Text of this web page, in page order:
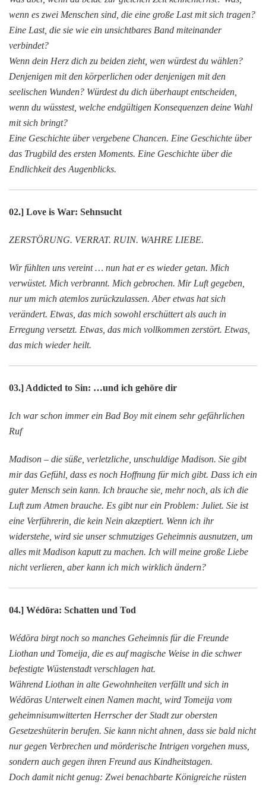
wenn es zwei Menschen sind, die eine große Last mit sich tragen?
Eine Last, die sie wie ein unsichtbares Band miteinander
verbindet?
Wenn dein Herz dich zu beiden zieht, wen würdest du wählen?
Denjenigen mit den körperlichen oder denjenigen mit den
seelischen Wunden? Würdest du dich überhaupt entscheiden,
wenn du wüsstest, welche endgültigen Konsequenzen deine Wahl
mit sich bringt?
Eine Geschichte über vergebene Chancen. Eine Geschichte über
das Trugbild des ersten Moments. Eine Geschichte über die
Endlichkeit des Augenblicks.
02.] Love is War: Sehnsucht
ZERSTÖRUNG. VERRAT. RUIN. WAHRE LIEBE.
Wir fühlten uns vereint … nun hat er es wieder getan. Mich
verwüstet. Mich verbrannt. Mich gebrochen. Mir Luft gegeben,
nur um mich atemlos zurückzulassen. Aber etwas hat sich
verändert. Etwas, das mich sowohl erschüttert als auch in
Erregung versetzt. Etwas, das mich vollkommen zerstört. Etwas,
das mich wieder heilt.
03.] Addicted to Sin: …und ich gehöre dir
Ich war schon immer ein Bad Boy mit einem sehr gefährlichen
Ruf
Madison – die süße, verletzliche, unschuldige Madison. Sie gibt
mir das Gefühl, dass es noch Hoffnung für mich gibt. Dass ich ein
guter Mensch sein kann. Ich brauche sie, mehr noch, als ich die
Luft zum Atmen brauche. Es gibt nur ein Problem: Juliet. Sie ist
eine Verführerin, die kein Nein akzeptiert. Wenn ich ihr
widerstehe, wird sie unser schmutziges Geheimnis ausnutzen, um
alles mit Madison kaputt zu machen. Ich will meine große Liebe
nicht verlieren, aber kann ich mich wirklich ändern?
04.] Wédōra: Schatten und Tod
Wédōra birgt noch so manches Geheimnis für die Freunde
Liothan und Tomeija, die es auf magische Weise in die schwer
befestigte Wüstenstadt verschlagen hat.
Während Liothan in alte Gewohnheiten verfällt und sich in
Wédōras Unterwelt einen Namen macht, wird Tomeija vom
geheimnisumwitterten Herrscher der Stadt zur obersten
Gesetzeshüterin berufen. Sie kann nicht ahnen, dass sie bald nicht
nur gegen Verbrechen und mörderische Intrigen vorgehen muss,
sondern auch gegen ihren Freund aus Kindheitstagen.
Doch damit nicht genug: Zwei benachbarte Königreiche rüsten